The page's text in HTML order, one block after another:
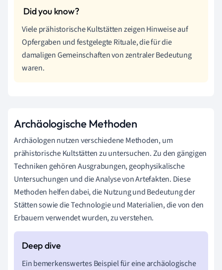
Viele prähistorische Kultstätten zeigen Hinweise auf
Opfergaben und festgelegte Rituale, die für die
damaligen Gemeinschaften von zentraler Bedeutung
waren.
Archäologische Methoden
Archäologen nutzen verschiedene Methoden, um
prähistorische Kultstätten zu untersuchen. Zu den gängigen
Techniken gehören Ausgrabungen, geophysikalische
Untersuchungen und die Analyse von Artefakten. Diese
Methoden helfen dabei, die Nutzung und Bedeutung der
Stätten sowie die Technologie und Materialien, die von den
Erbauern verwendet wurden, zu verstehen.
Ein bemerkenswertes Beispiel für eine archäologische